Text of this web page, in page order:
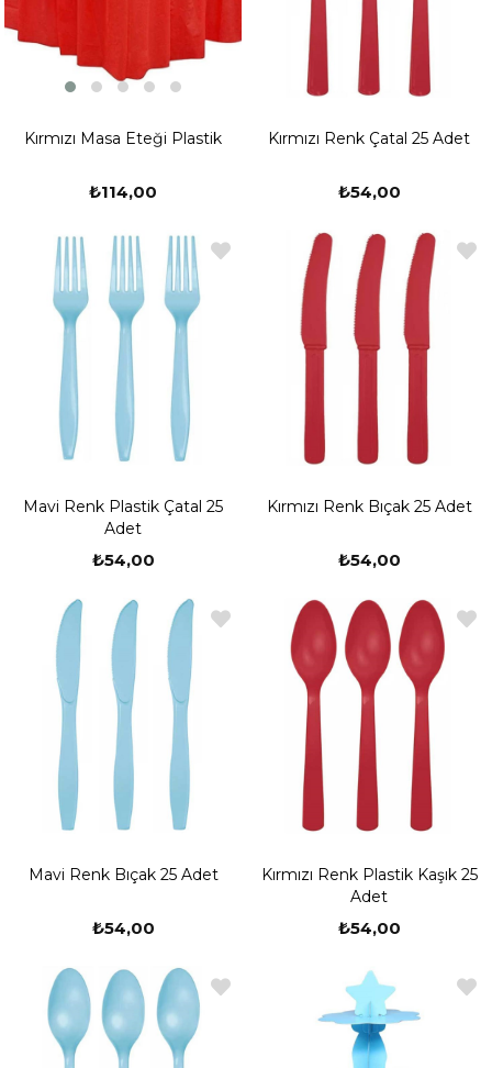
Kırmızı Masa Eteği Plastik
₺114,00
Kırmızı Renk Çatal 25 Adet
₺54,00
Mavi Renk Plastik Çatal 25
Adet
₺54,00
Kırmızı Renk Bıçak 25 Adet
₺54,00
Mavi Renk Bıçak 25 Adet
₺54,00
Kırmızı Renk Plastik Kaşık 25
Adet
₺54,00